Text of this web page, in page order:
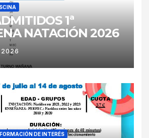
1ª
NATACIÓN 2026
2026
DE INTERÉS